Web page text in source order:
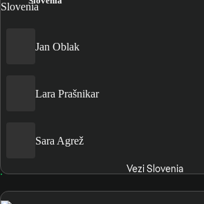
Jan Oblak
Lara Prašnikar
Sara Agrež
Vezi Slovenia